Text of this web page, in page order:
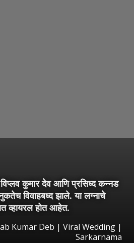
विप्लव कुमार देव आणि प्रसिध्द कन्नड
विवाहबध्द झाले. या लग्नाचे
व्हायरल होत आहेत.
Kumar Deb | Viral Wedding |
Sarkarnama